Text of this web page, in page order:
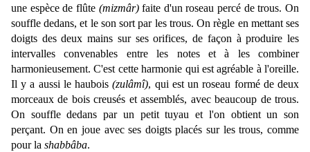
une espèce de flûte (mizmâr)faite d'un roseau percé de trous. On
souffle dedans, et le son sort par les trous. On règle en mettant ses
doigts des deux mains sur ses orifices, de façon à produire les
intervalles convenables entre les notes et à les combiner
harmonieusement. C'est cette harmonie qui est agréable à l'oreille.
Il y a aussi le haubois(zulâmî), qui est un roseau formé de deux
morceaux de bois creusés et assemblés, avec beaucoup de trous.
On souffle dedans par un petit tuyau et l'on obtient un son
perçant. On en joue avec ses doigts placés sur les trous, comme
pour la shabbâba.